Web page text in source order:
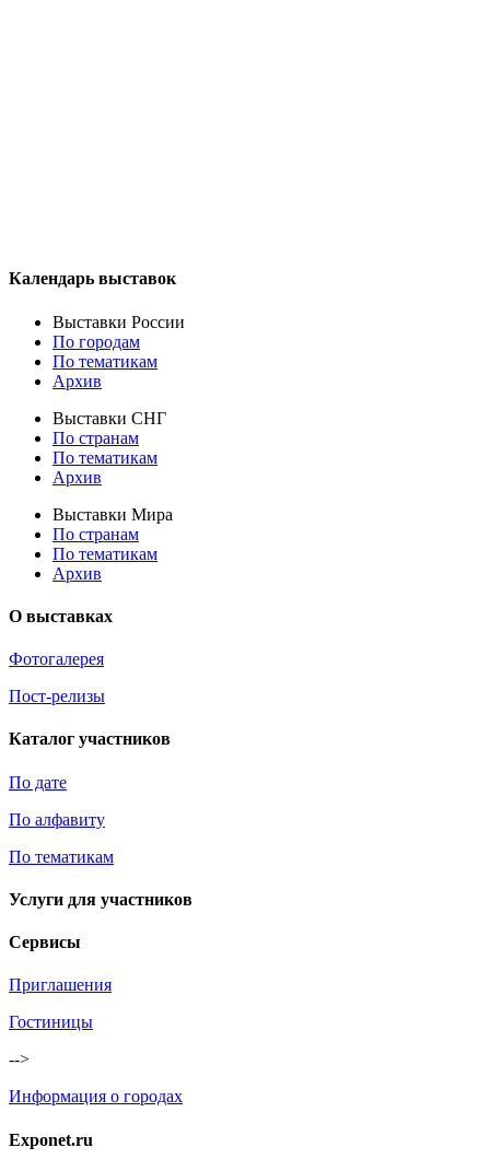
Календарь выставок
Выставки России
По городам
По тематикам
Архив
Выставки СНГ
По странам
По тематикам
Архив
Выставки Мира
По странам
По тематикам
Архив
О выставках
Фотогалерея
Пост-релизы
Каталог участников
По дате
По алфавиту
По тематикам
Услуги для участников
Сервисы
Приглашения
Гостиницы
-->
Информация о городах
Exponet.ru